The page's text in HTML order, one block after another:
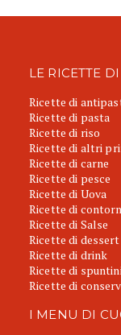
LE RICETTE
Ricette di
Ricette di pasta
Ricette di riso
Ricette di altri
Ricette di carne
Ricette di pesce
Ricette di Uova
Ricette di
Ricette di Salse
Ricette di dessert
Ricette di drink
Ricette di
Ricette di
I MENU DI